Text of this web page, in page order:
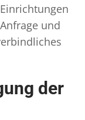
und
der